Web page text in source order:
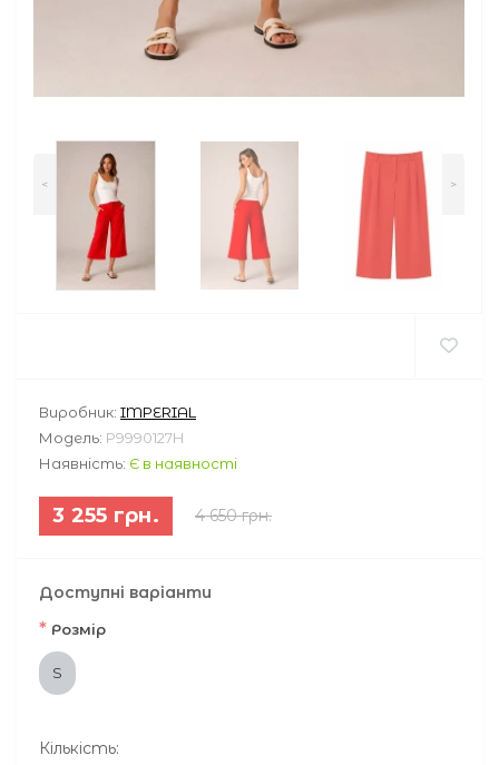
< >
Виробник: IMPERIAL
Модель: P9990127H
Наявність: Є в наявності
3 255 грн. 4 650 грн.
Доступні варіанти
* Розмір
S
Кількість: